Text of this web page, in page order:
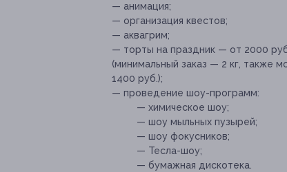
— анимация;
— организация квестов;
— аквагрим;
— торты на праздник — от 2000
(минимальный заказ — 2 кг, также
1400 руб.);
— проведение шоу-программ:
— химическое шоу;
— шоу мыльных пузырей;
— шоу фокусников;
— Тесла-шоу;
— бумажная дискотека.